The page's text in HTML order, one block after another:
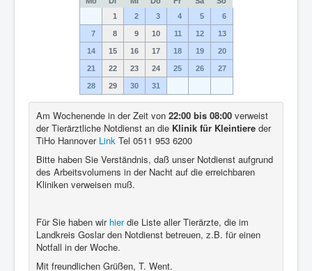
1
2 3 4 5 6
7 8 9 10 11 12 13
14 15 16 17 18 19 20
21 22 23 24 25 26 27
28 29 30 31
Am Wochenende in der Zeit von 22:00 bis 08:00 verweist
der Tierärztliche Notdienst an die Klinik für Kleintiere der
TiHo Hannover Link Tel 0511 953 6200
Bitte haben Sie Verständnis, daß unser Notdienst aufgrund
des Arbeitsvolumens in der Nacht auf die erreichbaren
Kliniken verweisen muß.
Für Sie haben wir hierdie Liste aller Tierärzte, die im
Landkreis Goslar den Notdienst betreuen, z.B. für einen
Notfall in der Woche.
Mit freundlichen Grüßen, T. Went.